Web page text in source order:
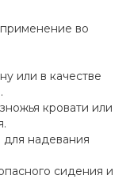
во
или в качестве
кровати или
надевания
сидения и